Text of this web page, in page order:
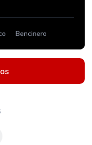
Bencinero